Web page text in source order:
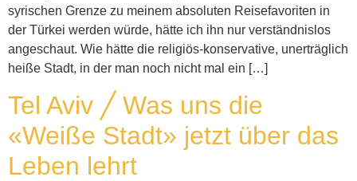
syrischen Grenze zu meinem absoluten Reisefavoriten in
der Türkei werden würde, hätte ich ihn nur verständnislos
angeschaut. Wie hätte die religiös-konservative, unerträglich
heiße Stadt, in der man noch nicht mal ein […]
Tel Aviv ╱ Was uns die
«Weiße Stadt» jetzt über das
Leben lehrt